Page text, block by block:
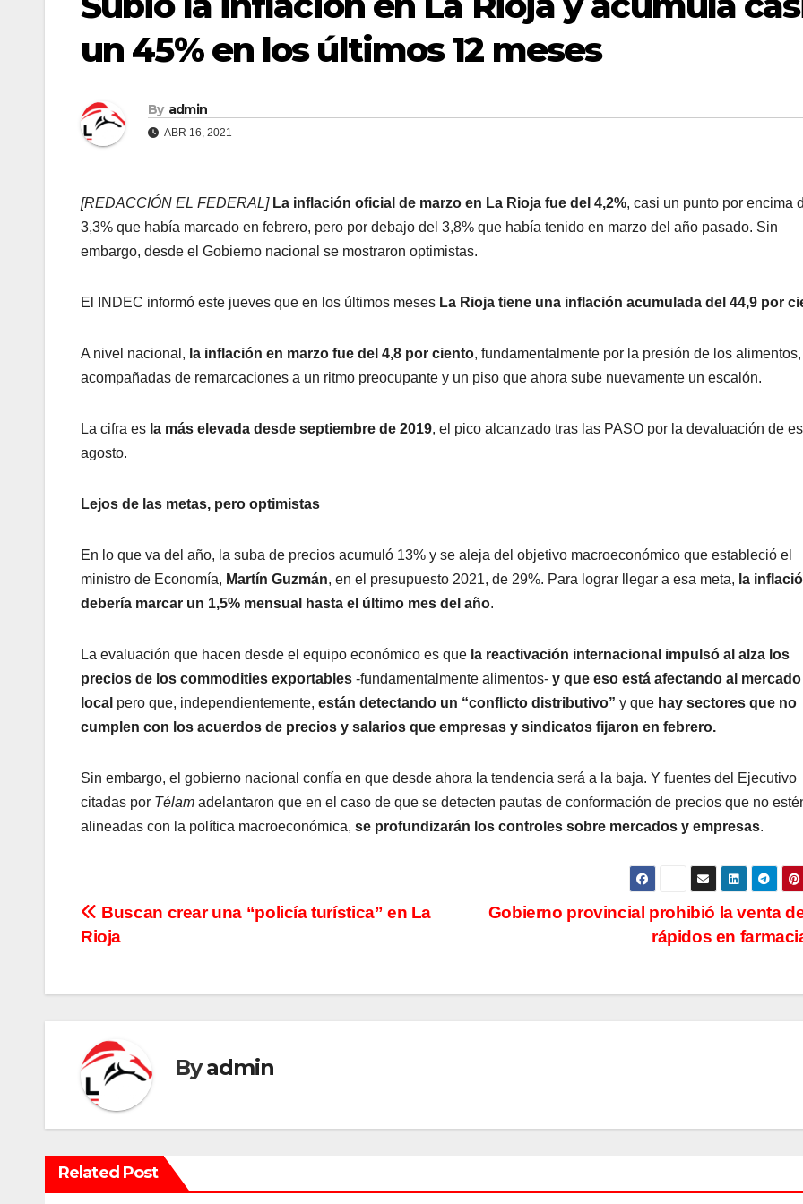
un 45% en los últimos 12 meses
By admin
ABR 16, 2021
[REDACCIÓN EL FEDERAL] La inflación oficial de marzo en La Rioja fue del 4,2%, casi un punto por encima
3,3% que había marcado en febrero, pero por debajo del 3,8% que había tenido en marzo del año pasado. Sin
embargo, desde el Gobierno nacional se mostraron optimistas.
El INDEC informó este jueves que en los últimos meses La Rioja tiene una inflación acumulada del 44,9 por
A nivel nacional, la inflación en marzo fue del 4,8 por ciento, fundamentalmente por la presión de los alimentos,
acompañadas de remarcaciones a un ritmo preocupante y un piso que ahora sube nuevamente un escalón.
La cifra es la más elevada desde septiembre de 2019, el pico alcanzado tras las PASO por la devaluación de
agosto.
Lejos de las metas, pero optimistas
En lo que va del año, la suba de precios acumuló 13% y se aleja del objetivo macroeconómico que estableció el
ministro de Economía, Martín Guzmán, en el presupuesto 2021, de 29%. Para lograr llegar a esa meta, la
debería marcar un 1,5% mensual hasta el último mes del año.
La evaluación que hacen desde el equipo económico es que la reactivación internacional impulsó al alza los
precios de los commodities exportables -fundamentalmente alimentos- y que eso está afectando al mercado
local pero que, independientemente, están detectando un “conflicto distributivo” y que hay sectores que no
cumplen con los acuerdos de precios y salarios que empresas y sindicatos fijaron en febrero.
Sin embargo, el gobierno nacional confía en que desde ahora la tendencia será a la baja. Y fuentes del Ejecutivo
citadas por Télam adelantaron que en el caso de que se detecten pautas de conformación de precios que no
alineadas con la política macroeconómica, se profundizarán los controles sobre mercados y empresas.
N
v
g
a
c
i
Gobierno provincial prohibió la venta
rápidos en
Buscan crear una “policía turística” en La
Rioja
Byadmin
Related Post